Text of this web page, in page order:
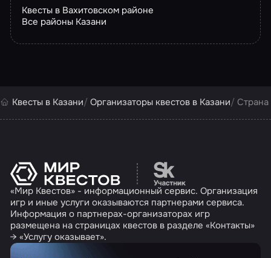
Квесты в Вахитовском районе
Все районы Казани
Квесты в Казани Организаторы квестов в Казани Страна
Перейти на сайт
«Мир Квестов» - информационный сервис. Организация
игр и иные услуги оказываются партнерами сервиса.
Информация о партнерах-организаторах игр
размещена на страницах квестов в разделе «Контакты»
→ «Услугу оказывает».